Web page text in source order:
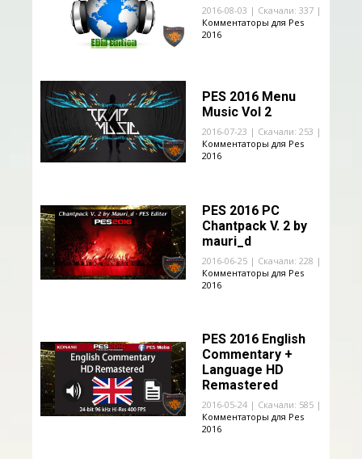
2016-08-03 | Скачали: 337 |
Комментаторы для Pes
2016
PES 2016 Menu
Music Vol 2
2016-07-23 | Скачали: 253 |
Комментаторы для Pes
2016
PES 2016 PC
Chantpack V. 2 by
mauri_d
2016-06-25 | Скачали: 228 |
Комментаторы для Pes
2016
PES 2016 English
Commentary +
Language HD
Remastered
2016-05-24 | Скачали: 585 |
Комментаторы для Pes
2016